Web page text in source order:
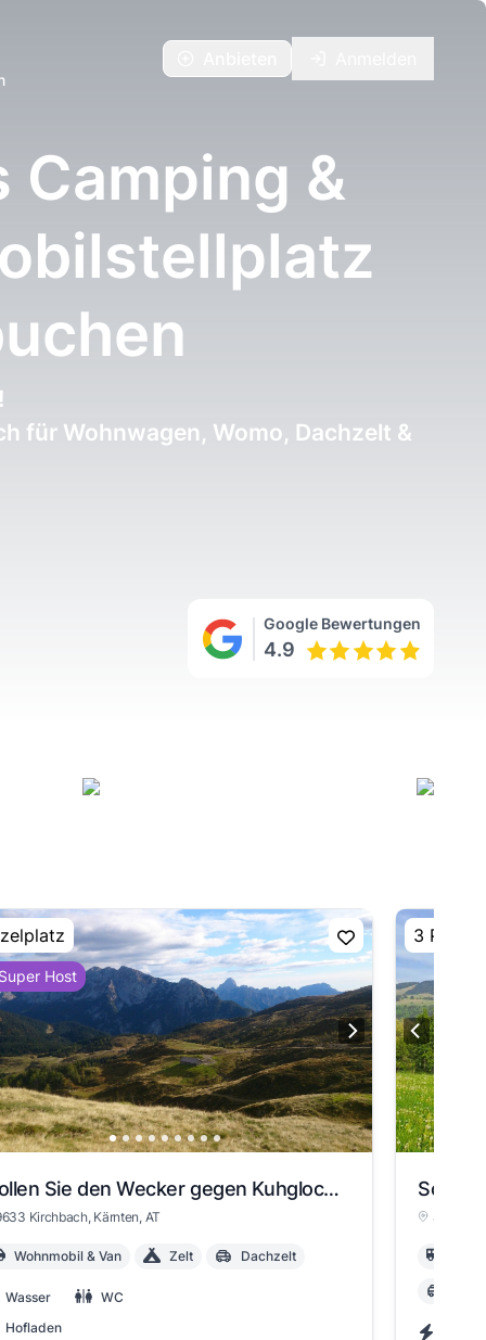
Camping &
für Wohnwagen, Womo, Dachzelt &
Google Bewertungen
4.9
Host
Wollen Sie den Wecker gegen Kuhglocken tauschen?
Kirchbach, Kärnten, AT
Wohnmobil & Van Zelt Dachzelt
Wasser
WC
Hofladen
3 Plätze
87534